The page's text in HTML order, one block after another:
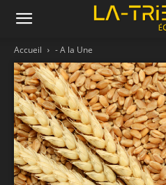
Accueil - A la Une